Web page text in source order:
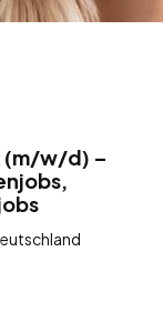
(m/w/d) –